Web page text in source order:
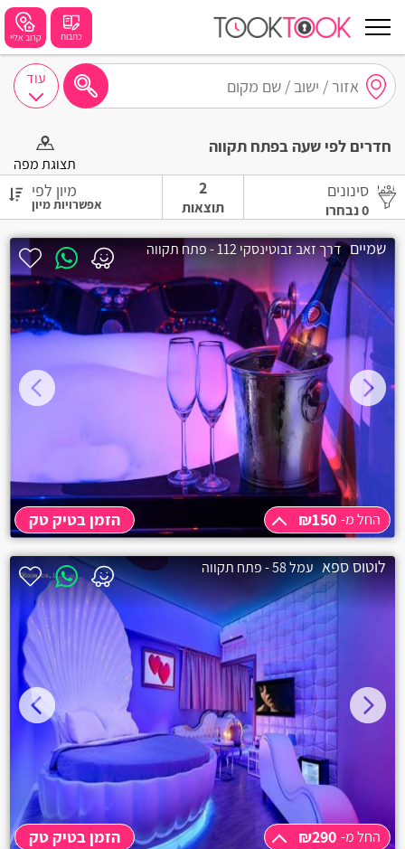
קרוב אליי כתבות
נתניה
תל אביב
בת ים
שזור
בורגתה
קרית אתא
קרית מוצקין
בית עריף
חולון
יבנאל
אליפלט
קרית ים
קרית ביאליק
רגבה
בית דגן
אשרת
אלקוש
עוד
חדרים לפי שעה בפתח תקווה
תצוגת מפה
סינונים
0נבחרו
2
תוצאות
מיון לפי
שמיים דרך זאב זבוטינסקי 112 - פתח תקווה
החל מ-
₪150
שעה
₪150
שעתיים
₪250
₪300
הזמן בטיק טק החל מ- ₪150
לוטוס ספא עמל 58 - פתח תקווה
הזמן בטיק טק החל מ- ₪290